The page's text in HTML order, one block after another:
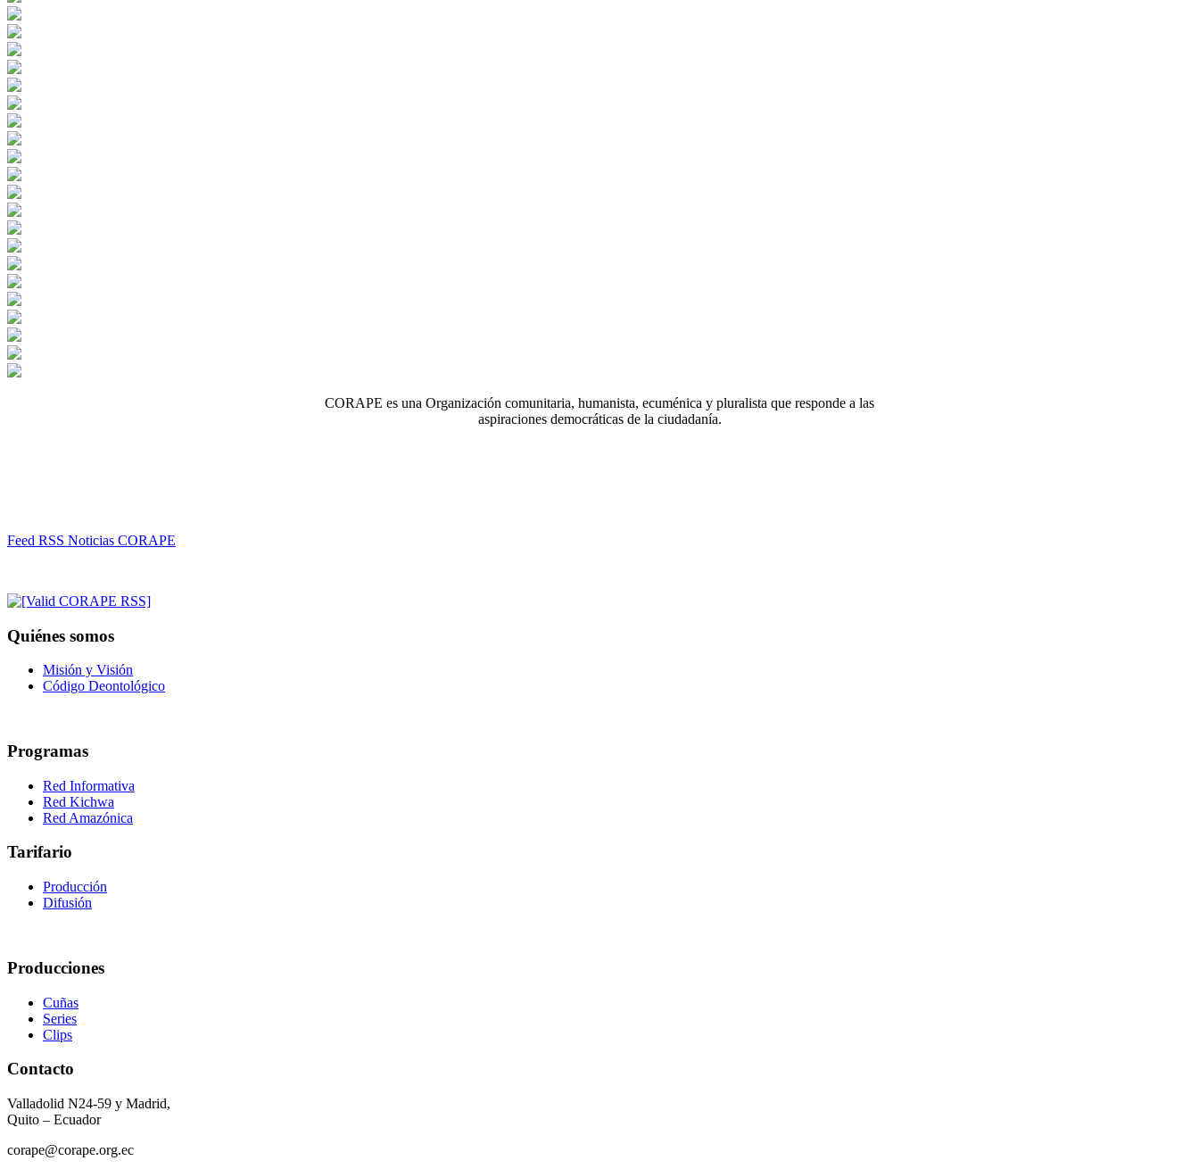
CORAPE es una Organización comunitaria, humanista, ecuménica y pluralista que responde a las
aspiraciones democráticas de la ciudadanía.
Feed RSS Noticias CORAPE
Quiénes somos
Misión y Visión
Código Deontológico
Programas
Red Informativa
Red Kichwa
Red Amazónica
Tarifario
Producción
Difusión
Producciones
Cuñas
Series
Clips
Contacto
Valladolid N24-59 y Madrid,
Quito – Ecuador
corape@corape.org.ec